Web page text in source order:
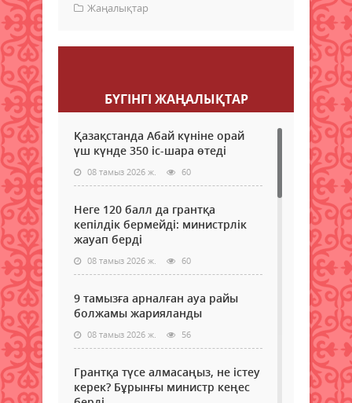
Жаңалықтар
БҮГІНГI ЖАҢАЛЫҚТАР
Қазақстанда Абай күніне орай
үш күнде 350 іс-шара өтеді
08 тамыз 2026 ж. 60
Неге 120 балл да грантқа
кепілдік бермейді: министрлік
жауап берді
08 тамыз 2026 ж. 60
9 тамызға арналған ауа райы
болжамы жарияланды
08 тамыз 2026 ж. 56
Грантқа түсе алмасаңыз, не істеу
керек? Бұрынғы министр кеңес